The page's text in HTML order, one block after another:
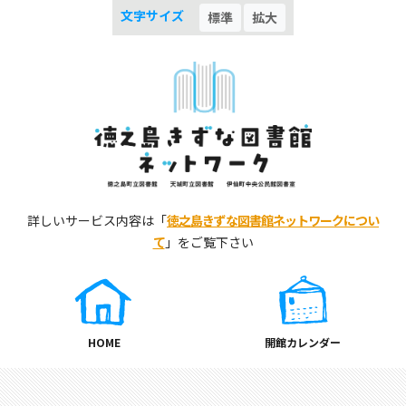
文字サイズ 標準 拡大
詳しいサービス内容は「徳之島きずな図書館ネットワークについ
て」をご覧下さい
HOME 開館カレンダー